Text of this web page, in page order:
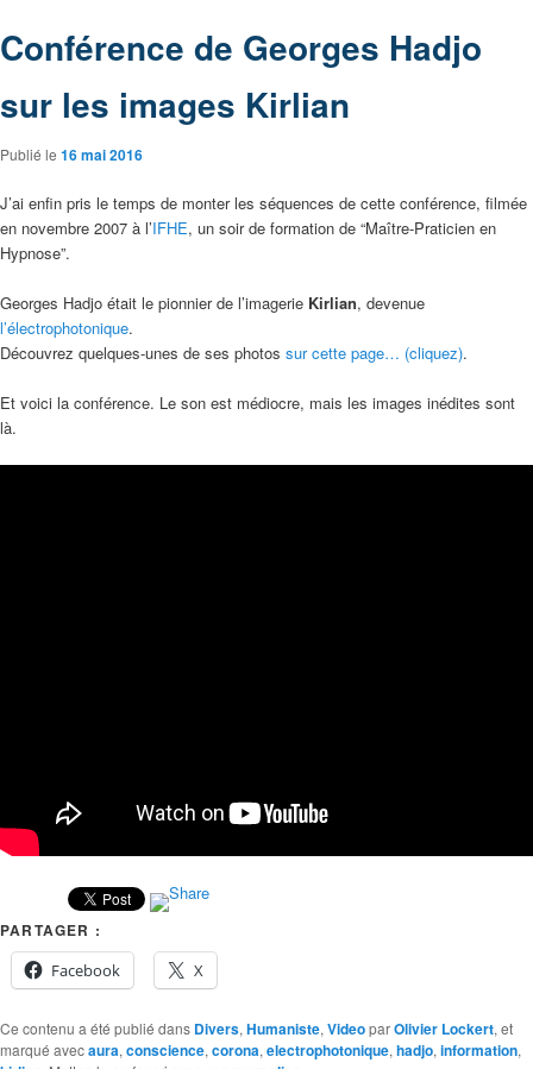
Conférence de Georges Hadjo
sur les images Kirlian
Publié le 16 mai 2016
J’ai enfin pris le temps de monter les séquences de cette conférence, filmée
en novembre 2007 à l’IFHE, un soir de formation de “Maître-Praticien en
Hypnose”.
Georges Hadjo était le pionnier de l’imagerie Kirlian, devenue
l’électrophotonique.
Découvrez quelques-unes de ses photos sur cette page… (cliquez).
Et voici la conférence. Le son est médiocre, mais les images inédites sont
là.
PARTAGER :
Facebook
X
Ce contenu a été publié dans Divers, Humaniste, VideoparOlivier Lockert, et
marqué avecaura, conscience, corona, electrophotonique, hadjo, information,